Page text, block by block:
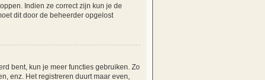
Indien ze correct zijn kun je de
dit door de beheerder opgelost
bent, kun je meer functies gebruiken. Zo
enz. Het registreren duurt maar even,